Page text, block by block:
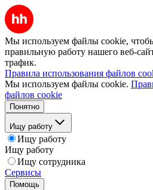
Мы используем файлы cookie,
правильную работу нашего веб-
трафик.
Правила использования файлов
Мы используем файлы cookie.
файлов cookie
Понятно
Ищу работу
Ищу работу
Ищу работу
Ищу сотрудника
Сервисы
Помощь